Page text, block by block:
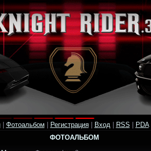
| Фотоальбом Регистрация| Вход| RSS PDA|
ФОТОАЛЬБОМ